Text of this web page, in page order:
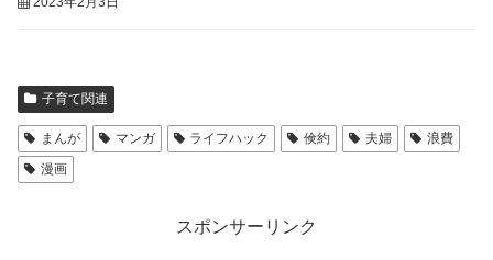
子育て関連
まんが マンガ ライフハック 倹約 夫婦
浪費
漫画
スポンサーリンク